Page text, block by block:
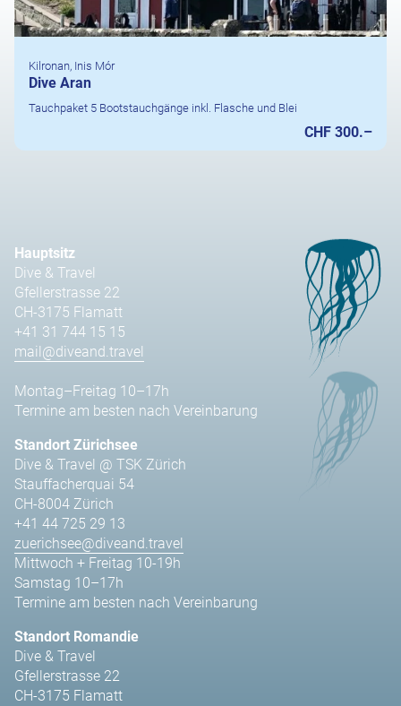
Kilronan, Inis Mór
Dive Aran
Tauchpaket 5 Bootstauchgänge inkl. Flasche und Blei
CHF 300.–
Hauptsitz
Dive & Travel
Gfellerstrasse 22
CH-3175 Flamatt
+41 31 744 15 15
mail@diveand.travel
Montag–Freitag 10–17h
Termine am besten nach Vereinbarung
Standort Zürichsee
Dive & Travel @ TSK Zürich
Stauffacherquai 54
CH-8004 Zürich
+41 44 725 29 13
zuerichsee@diveand.travel
Mittwoch + Freitag 10-19h
Samstag 10–17h
Termine am besten nach Vereinbarung
Standort Romandie
Dive & Travel
Gfellerstrasse 22
CH-3175 Flamatt